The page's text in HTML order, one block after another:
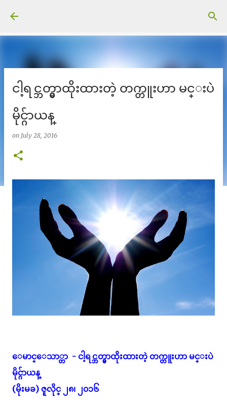
ငါ့ရင္ဘတ္မွာထိုးထားတဲ့ တက္တူးဟာ မင္းပဲ
မိုင္ဂ်ာယန္
on July 28, 2016
ေမာင္ေသာ္တာ - ငါ့ရင္ဘတ္မွာထိုးထားတဲ့ တက္တူးဟာ မင္းပဲ
မိုင္ဂ်ာယန္
(မိုးမခ) ဇူလိုင္ ၂၈၊ ၂၀၁၆